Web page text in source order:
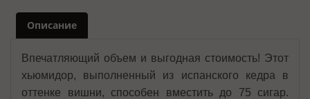
Описание
Впечатляющий объем и выгодная стоимость! Этот
хьюмидор, выполненный из испанского кедра в
оттенке вишни, способен вместить до 75 сигар.